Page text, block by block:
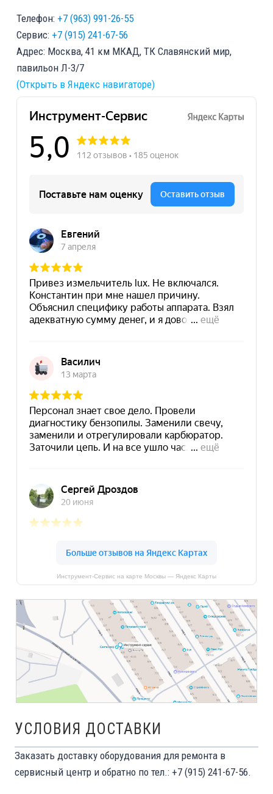
Телефон: +7 (963) 991-26-55
Сервис: +7 (915) 241-67-56
Адрес: Москва, 41 км МКАД, ТК Славянский мир,
павильон Л-3/7
(Открыть в Яндекс навигаторе)
Инструмент-Сервис на карте Москвы — Яндекс Карты
УСЛОВИЯ ДОСТАВКИ
Заказать доставку оборудования для ремонта в
сервисный центр и обратно по тел.: +7 (915) 241-67-56.